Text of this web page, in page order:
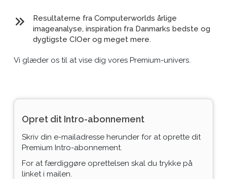
Resultaterne fra Computerworlds årlige
imageanalyse, inspiration fra Danmarks bedste og
dygtigste CIOer og meget mere.
Vi glæder os til at vise dig vores Premium-univers.
Opret dit Intro-abonnement
Skriv din e-mailadresse herunder for at oprette dit
Premium Intro-abonnement.
For at færdiggøre oprettelsen skal du trykke på
linket i mailen.